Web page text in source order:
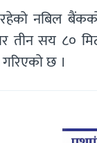
नबिल
तीन सय ८०
छ ।